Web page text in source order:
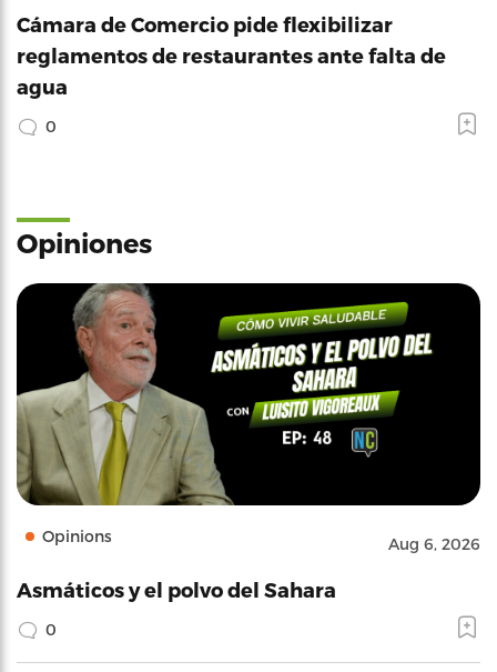
Cámara de Comercio pide flexibilizar
reglamentos de restaurantes ante falta de
agua
0
Opiniones
Opinions Aug 6, 2026
Asmáticos y el polvo del Sahara
0